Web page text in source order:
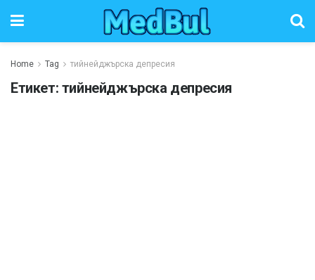
Home Tag тийнейджърска депресия
Етикет: тийнейджърска депресия